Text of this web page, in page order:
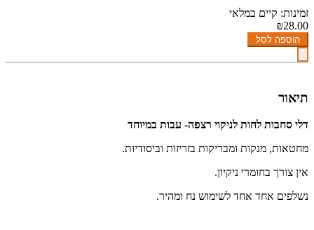
זמינות: קיים במלאי
₪28.00
הוספה לסל
תיאור
דלי סחבות לחות לניקוי רצפה- עבות במיוחד
מחטאות, מנקות ומבריקות בזריזות וביסודיות.
אין צורך בחומרי ניקיון.
נשלפים אחד אחד לשימוש נח ומהיר.